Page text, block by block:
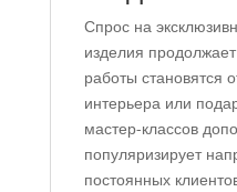
Спрос на
изделия
работы становятся
интерьера или
мастер-классов
популяризирует
постоянных